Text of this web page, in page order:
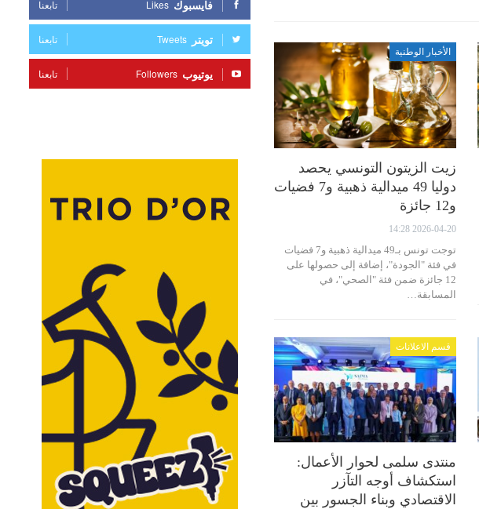
الأخبار الوطنية
زيت الزيتون التونسي يحصد
دوليا 49 ميدالية ذهبية و7 فضيات
و12 جائزة
2026-04-20 14:28
توجت تونس بـ49 ميدالية ذهبية و7 فضيات
في فئة "الجودة"، إضافة إلى حصولها على
12 جائزة ضمن فئة "الصحي"، في
المسابقة…
قسم الاعلانات
منتدى سلمى لحوار الأعمال:
استكشاف أوجه التآزر
الاقتصادي وبناء الجسور بين
فايسبوك Likes تابعنا
تويتر Tweets تابعنا
يوتيوب Followers تابعنا